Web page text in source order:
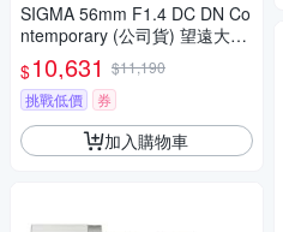
SIGMA 56mm F1.4 DC DN Co
ntemporary (公司貨) 望遠大光
圈定焦鏡頭 人像鏡 APS-C 無反
微單眼專用鏡頭
$10,631 $11,190
挑戰低價
券
加入購物車